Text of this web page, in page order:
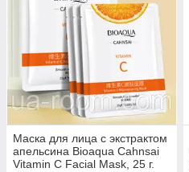
Маска для лица с экстрактом
апельсина Bioaqua Cahnsai
Vitamin C Facial Mask, 25 г.